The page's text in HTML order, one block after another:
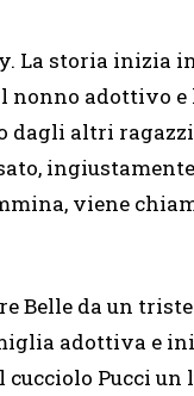
La storia inizia
nonno adottivo
dagli altri
viene
Belle da un
adottiva e
cucciolo Pucci